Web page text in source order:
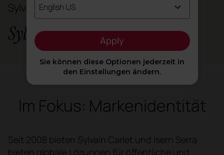
Sylvain Carlet & Isern Serra
Sylvain Carlet & Isern Serra
Im Fokus: Markenidentität
Seit 2008 bieten Sylvain Carlet und Isern Serra
bieten globale Lösungen für öffentliche und
English US
Apply
Sie können diese Optionen jederzeit in
den Einstellungen ändern.